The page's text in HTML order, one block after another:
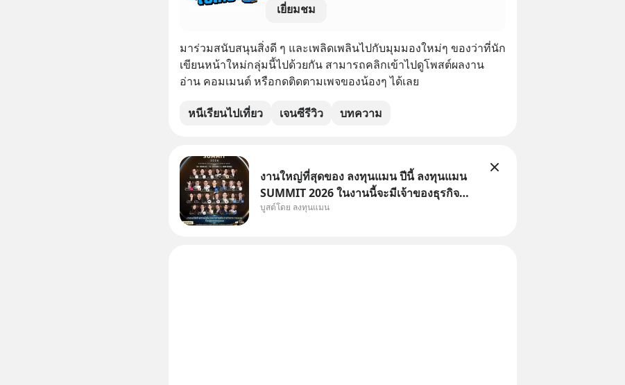
เยี่ยมชม
มาร่วมสนับสนุนสิ่งดี ๆ และเพลิดเพลินไปกับมุมมองใหม่ๆ ของว่าที่นัก
เขียนหน้าใหม่กลุ่มนี้ไปด้วยกัน สามารถคลิกเข้าไปดูโพสต์ผลงาน
อ่าน คอมเมนต์ หรือกดติดตามเพจของน้องๆ ได้เลย
หนีเรียนไปเที่ยว เจนซีรีวิว บทความ
งานใหญ่ที่สุดของ ลงทุนแมน ปีนี้ ลงทุนแมน
SUMMIT 2026 ในงานนี้จะมีเจ้าของธุรกิจ
Dr.PONG, หมึกกรุบ, Srichand, Jones’
บูสต์โดย ลงทุนแมน